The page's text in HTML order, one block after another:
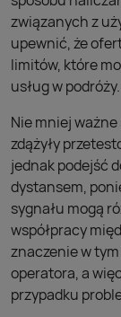
związanych z
upewnić, że
limitów, które
usług w podróży.
Nie mniej
zdążyły
jednak podejść
dystansem,
sygnału mogą
współpracy
znaczenie w
operatora, a
przypadku